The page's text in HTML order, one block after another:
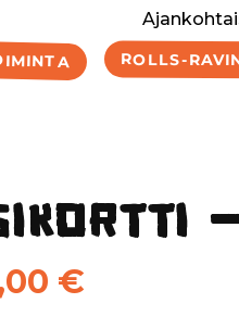
ROLLS-
€